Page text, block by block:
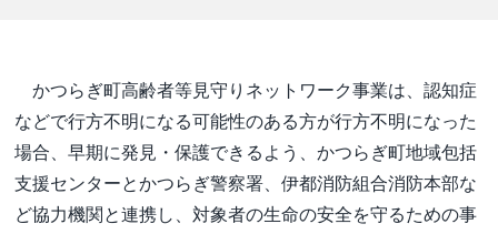
かつらぎ町高齢者等見守りネットワーク事業は、認知症
などで行方不明になる可能性のある方が行方不明になった
場合、早期に発見・保護できるよう、かつらぎ町地域包括
支援センターとかつらぎ警察署、伊都消防組合消防本部な
ど協力機関と連携し、対象者の生命の安全を守るための事